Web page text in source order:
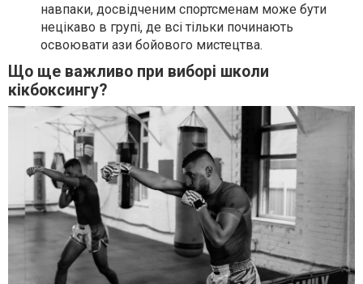
навпаки, досвідченим спортсменам може бути
нецікаво в групі, де всі тільки починають
освоювати ази бойового мистецтва.
Що ще важливо при виборі школи
кікбоксингу?